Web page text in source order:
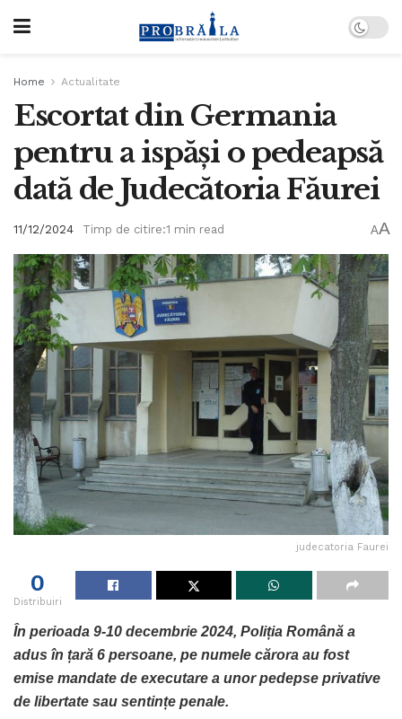
Home Actualitate
Escortat din Germania
pentru a ispăși o pedeapsă
dată de Judecătoria Făurei
11/12/2024 Timp de citire:1 min read AA
judecatoria Faurei
0
Distribuiri
În perioada 9-10 decembrie 2024, Poliția Română a
adus în țară 6 persoane, pe numele cărora au fost
emise mandate de executare a unor pedepse privative
de libertate sau sentințe penale.